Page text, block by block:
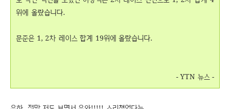
위에 올랐습니다.
문준은 1, 2차 레이스 합계 19위에 올랐습니다.
- YTN 뉴스 -